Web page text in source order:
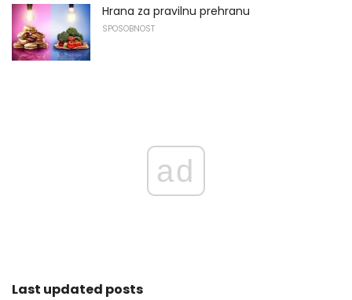
Hrana za pravilnu prehranu
SPOSOBNOST
ad
Last updated posts